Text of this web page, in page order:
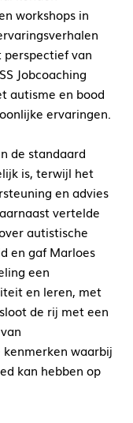
workshops in
van
Jobcoaching
autisme en bood
ervaringen.
de standaard
is, terwijl het
en advies
vertelde
autistische
en gaf Marloes
een
en leren, met
de rij met een
waarbij
kan hebben op